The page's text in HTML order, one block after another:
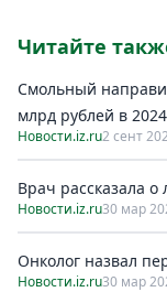
Читайте
Смольный
млрд рублeй в
Новости.iz.ru2 сент
Врач рассказала
Новости.iz.ru30 мар
Онколог назвал
Новости.iz.ru30 мар